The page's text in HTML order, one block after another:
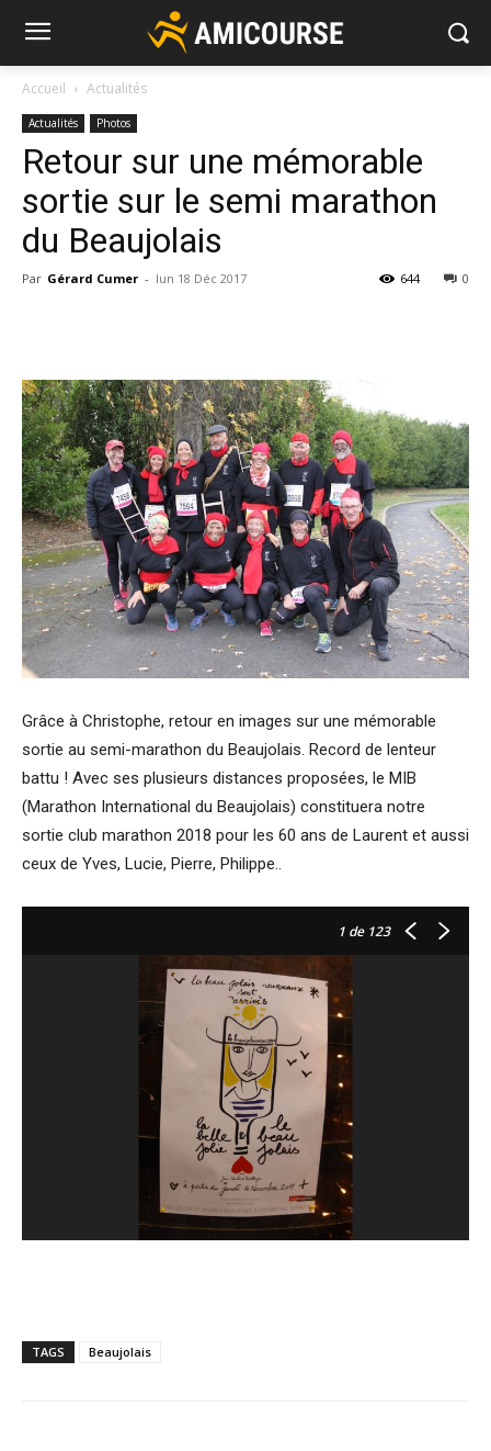
Accueil Actualités
Actualités Photos
Retour sur une mémorable
sortie sur le semi marathon
du Beaujolais
Par Gérard Cumer - lun 18 Déc 2017 0
644
Grâce à Christophe, retour en images sur une mémorable
sortie au semi-marathon du Beaujolais. Record de lenteur
battu ! Avec ses plusieurs distances proposées, le MIB
(Marathon International du Beaujolais) constituera notre
sortie club marathon 2018 pour les 60 ans de Laurent et aussi
ceux de Yves, Lucie, Pierre, Philippe..
1 de 123
TAGS Beaujolais